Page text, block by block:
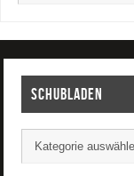
Schubladen